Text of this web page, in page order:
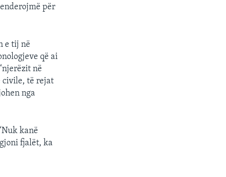
për
e tij në
që ai
në
civile, të rejat
nga
kanë
fjalët, ka